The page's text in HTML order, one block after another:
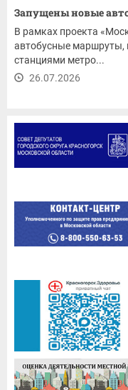
Запущены новые
В рамках проекта
автобусные маршруты,
станциями метро...
26.07.2026